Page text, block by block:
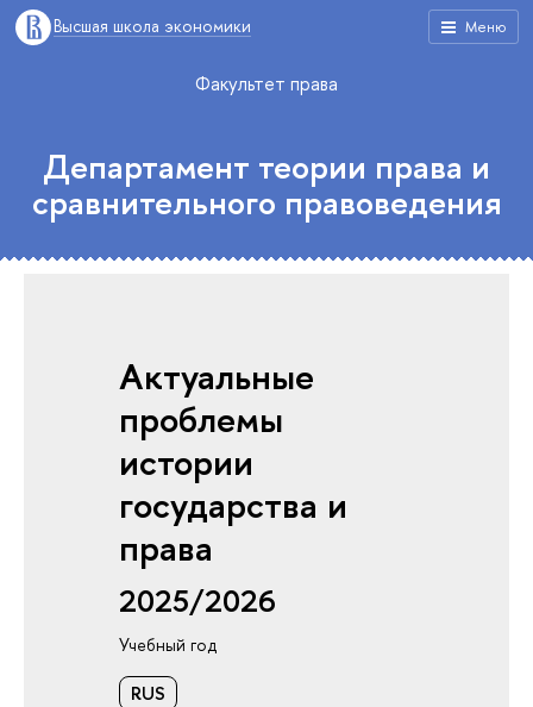
Меню
Высшая школа экономики
Факультет права
Департамент теории права и
сравнительного правоведения
Актуальные
проблемы
истории
государства и
права
2025/2026
Учебный год
RUS